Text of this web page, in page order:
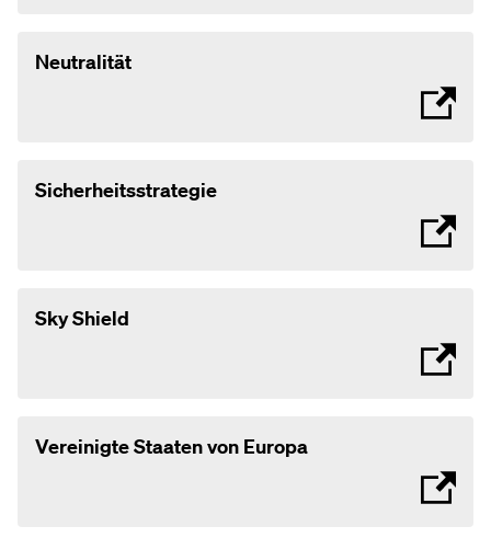
Neutralität
Sicherheitsstrategie
Sky Shield
Vereinigte Staaten von Europa